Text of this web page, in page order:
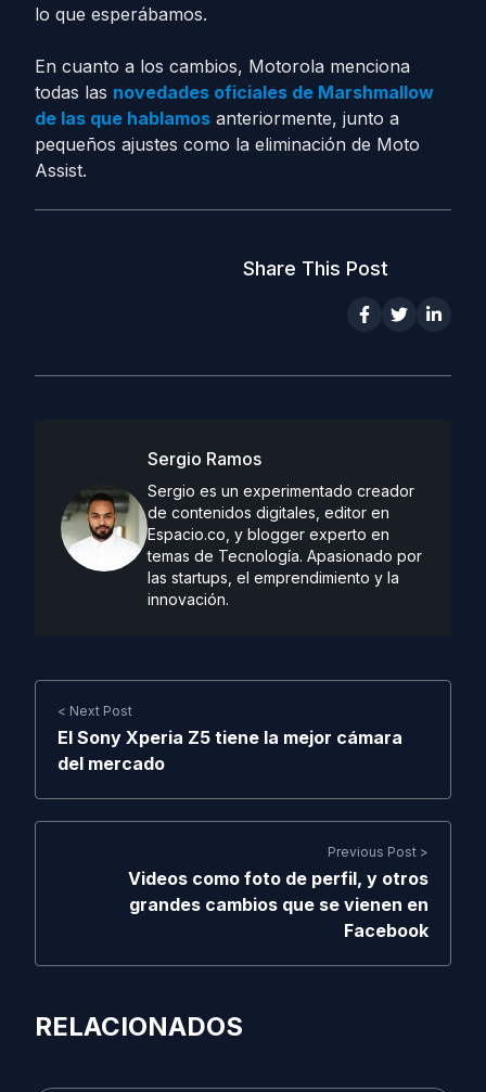
lo que esperábamos.
En cuanto a los cambios, Motorola menciona
todas las novedades oficiales de Marshmallow
de las que hablamos anteriormente, junto a
pequeños ajustes como la eliminación de Moto
Assist.
Share This Post
Sergio Ramos
Sergio es un experimentado creador
de contenidos digitales, editor en
Espacio.co, y blogger experto en
temas de Tecnología. Apasionado por
las startups, el emprendimiento y la
innovación.
< Next Post
El Sony Xperia Z5 tiene la mejor cámara
del mercado
Previous Post >
Videos como foto de perfil, y otros
grandes cambios que se vienen en
Facebook
RELACIONADOS